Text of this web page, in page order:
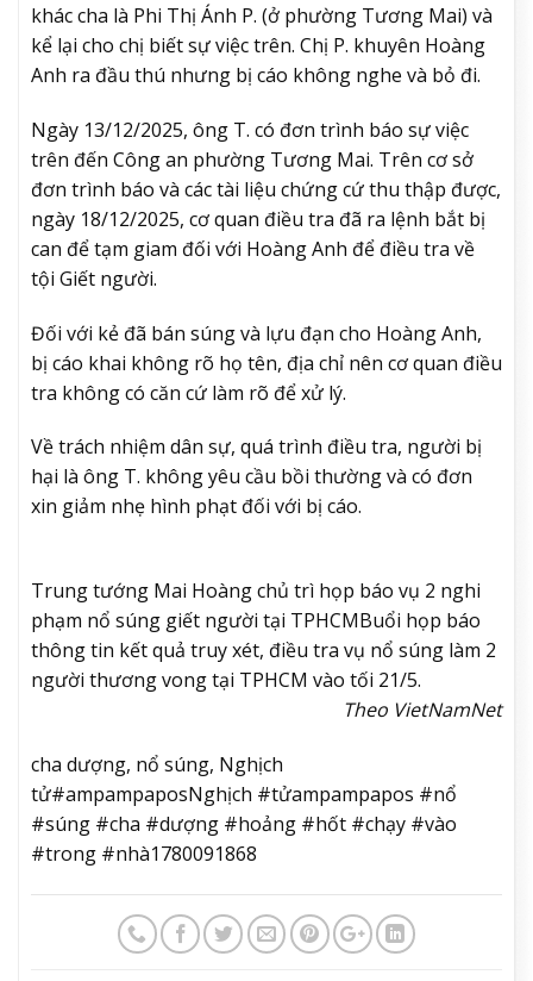
khác cha là Phi Thị Ánh P. (ở phường Tương Mai) và
kể lại cho chị biết sự việc trên. Chị P. khuyên Hoàng
Anh ra đầu thú nhưng bị cáo không nghe và bỏ đi.
Ngày 13/12/2025, ông T. có đơn trình báo sự việc
trên đến Công an phường Tương Mai. Trên cơ sở
đơn trình báo và các tài liệu chứng cứ thu thập được,
ngày 18/12/2025, cơ quan điều tra đã ra lệnh bắt bị
can để tạm giam đối với Hoàng Anh để điều tra về
tội Giết người.
Đối với kẻ đã bán súng và lựu đạn cho Hoàng Anh,
bị cáo khai không rõ họ tên, địa chỉ nên cơ quan điều
tra không có căn cứ làm rõ để xử lý.
Về trách nhiệm dân sự, quá trình điều tra, người bị
hại là ông T. không yêu cầu bồi thường và có đơn
xin giảm nhẹ hình phạt đối với bị cáo.
Trung tướng Mai Hoàng chủ trì họp báo vụ 2 nghi
phạm nổ súng giết người tại TPHCMBuổi họp báo
thông tin kết quả truy xét, điều tra vụ nổ súng làm 2
người thương vong tại TPHCM vào tối 21/5.
Theo VietNamNet
cha dượng, nổ súng, Nghịch
tử#ampampaposNghịch #tửampampapos #nổ
#súng #cha #dượng #hoảng #hốt #chạy #vào
#trong #nhà1780091868